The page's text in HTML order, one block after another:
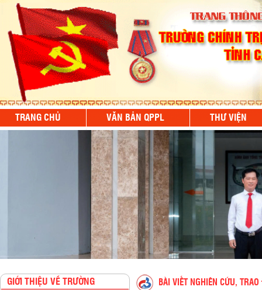
TRANG CHỦ VĂN BẢN QPPL THƯ VIỆN
GIỚI THIỆU VỀ TRƯỜNG
BÀI VIẾT NGHIÊN CỨU,